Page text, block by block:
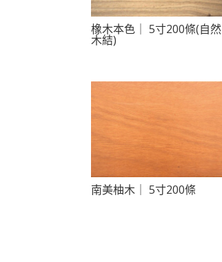
橡木本色｜ 5寸200條(自然
木結)
南美柚木｜ 5寸200條